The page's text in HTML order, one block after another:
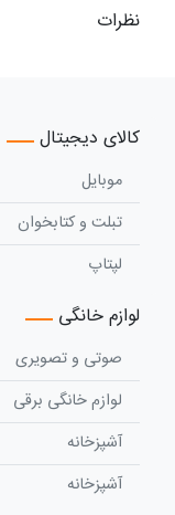
نظرات
کالای دیجیتال
موبایل
تبلت و کتابخوان
لپتاپ
لوازم خانگی
صوتی و تصویری
لوازم خانگی برقی
آشپزخانه
آشپزخانه